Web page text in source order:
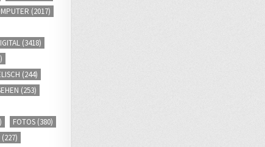
(2017)
(3418)
(244)
(253)
FOTOS (380)
(227)